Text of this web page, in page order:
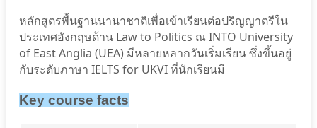
หลักสูตรพื้นฐานนานาชาติเพื่อเข้าเรียนต่อปริญญาตรีใน
ประเทศอังกฤษด้าน Law to Politics ณ INTO University
of East Anglia (UEA) มีหลายหลากวันเริ่มเรียน ซึ่งขึ้นอยู่
กับระดับภาษา IELTS for UKVI ที่นักเรียนมี
Key course facts